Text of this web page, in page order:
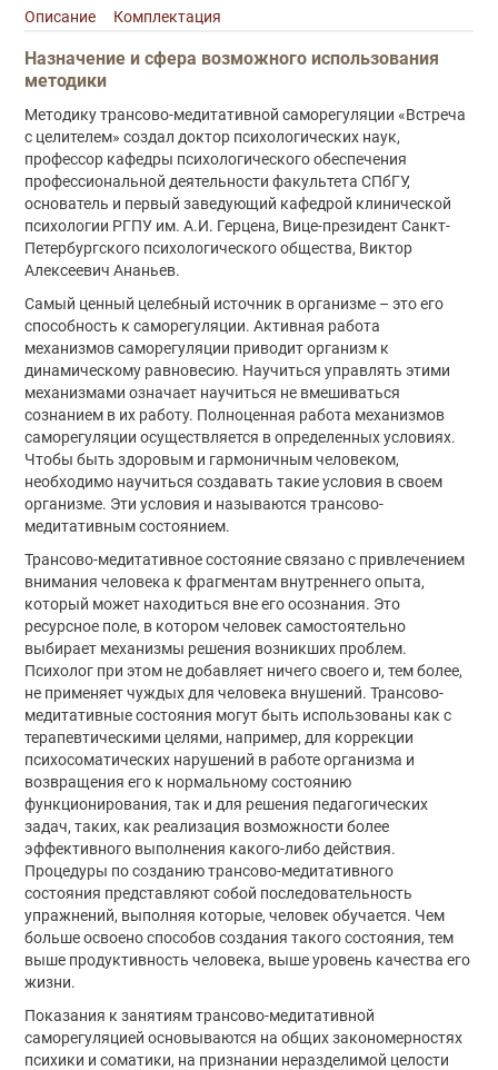
Описание Комплектация
Описание
Назначение и сфера возможного использования
методики
Методику трансово-медитативной саморегуляции «Встреча
с целителем» создал доктор психологических наук,
профессор кафедры психологического обеспечения
профессиональной деятельности факультета СПбГУ,
основатель и первый заведующий кафедрой клинической
психологии РГПУ им. А.И. Герцена, Вице-президент Санкт-
Петербургского психологического общества, Виктор
Алексеевич Ананьев.
Самый ценный целебный источник в организме – это его
способность к саморегуляции. Активная работа
механизмов саморегуляции приводит организм к
динамическому равновесию. Научиться управлять этими
механизмами означает научиться не вмешиваться
сознанием в их работу. Полноценная работа механизмов
саморегуляции осуществляется в определенных условиях.
Чтобы быть здоровым и гармоничным человеком,
необходимо научиться создавать такие условия в своем
организме. Эти условия и называются трансово-
медитативным состоянием.
Трансово-медитативное состояние связано с привлечением
внимания человека к фрагментам внутреннего опыта,
который может находиться вне его осознания. Это
ресурсное поле, в котором человек самостоятельно
выбирает механизмы решения возникших проблем.
Психолог при этом не добавляет ничего своего и, тем более,
не применяет чуждых для человека внушений. Трансово-
медитативные состояния могут быть использованы как с
терапевтическими целями, например, для коррекции
психосоматических нарушений в работе организма и
возвращения его к нормальному состоянию
функционирования, так и для решения педагогических
задач, таких, как реализация возможности более
эффективного выполнения какого-либо действия.
Процедуры по созданию трансово-медитативного
состояния представляют собой последовательность
упражнений, выполняя которые, человек обучается. Чем
больше освоено способов создания такого состояния, тем
выше продуктивность человека, выше уровень качества его
жизни.
Показания к занятиям трансово-медитативной
саморегуляцией основываются на общих закономерностях
психики и соматики, на признании неразделимой целости